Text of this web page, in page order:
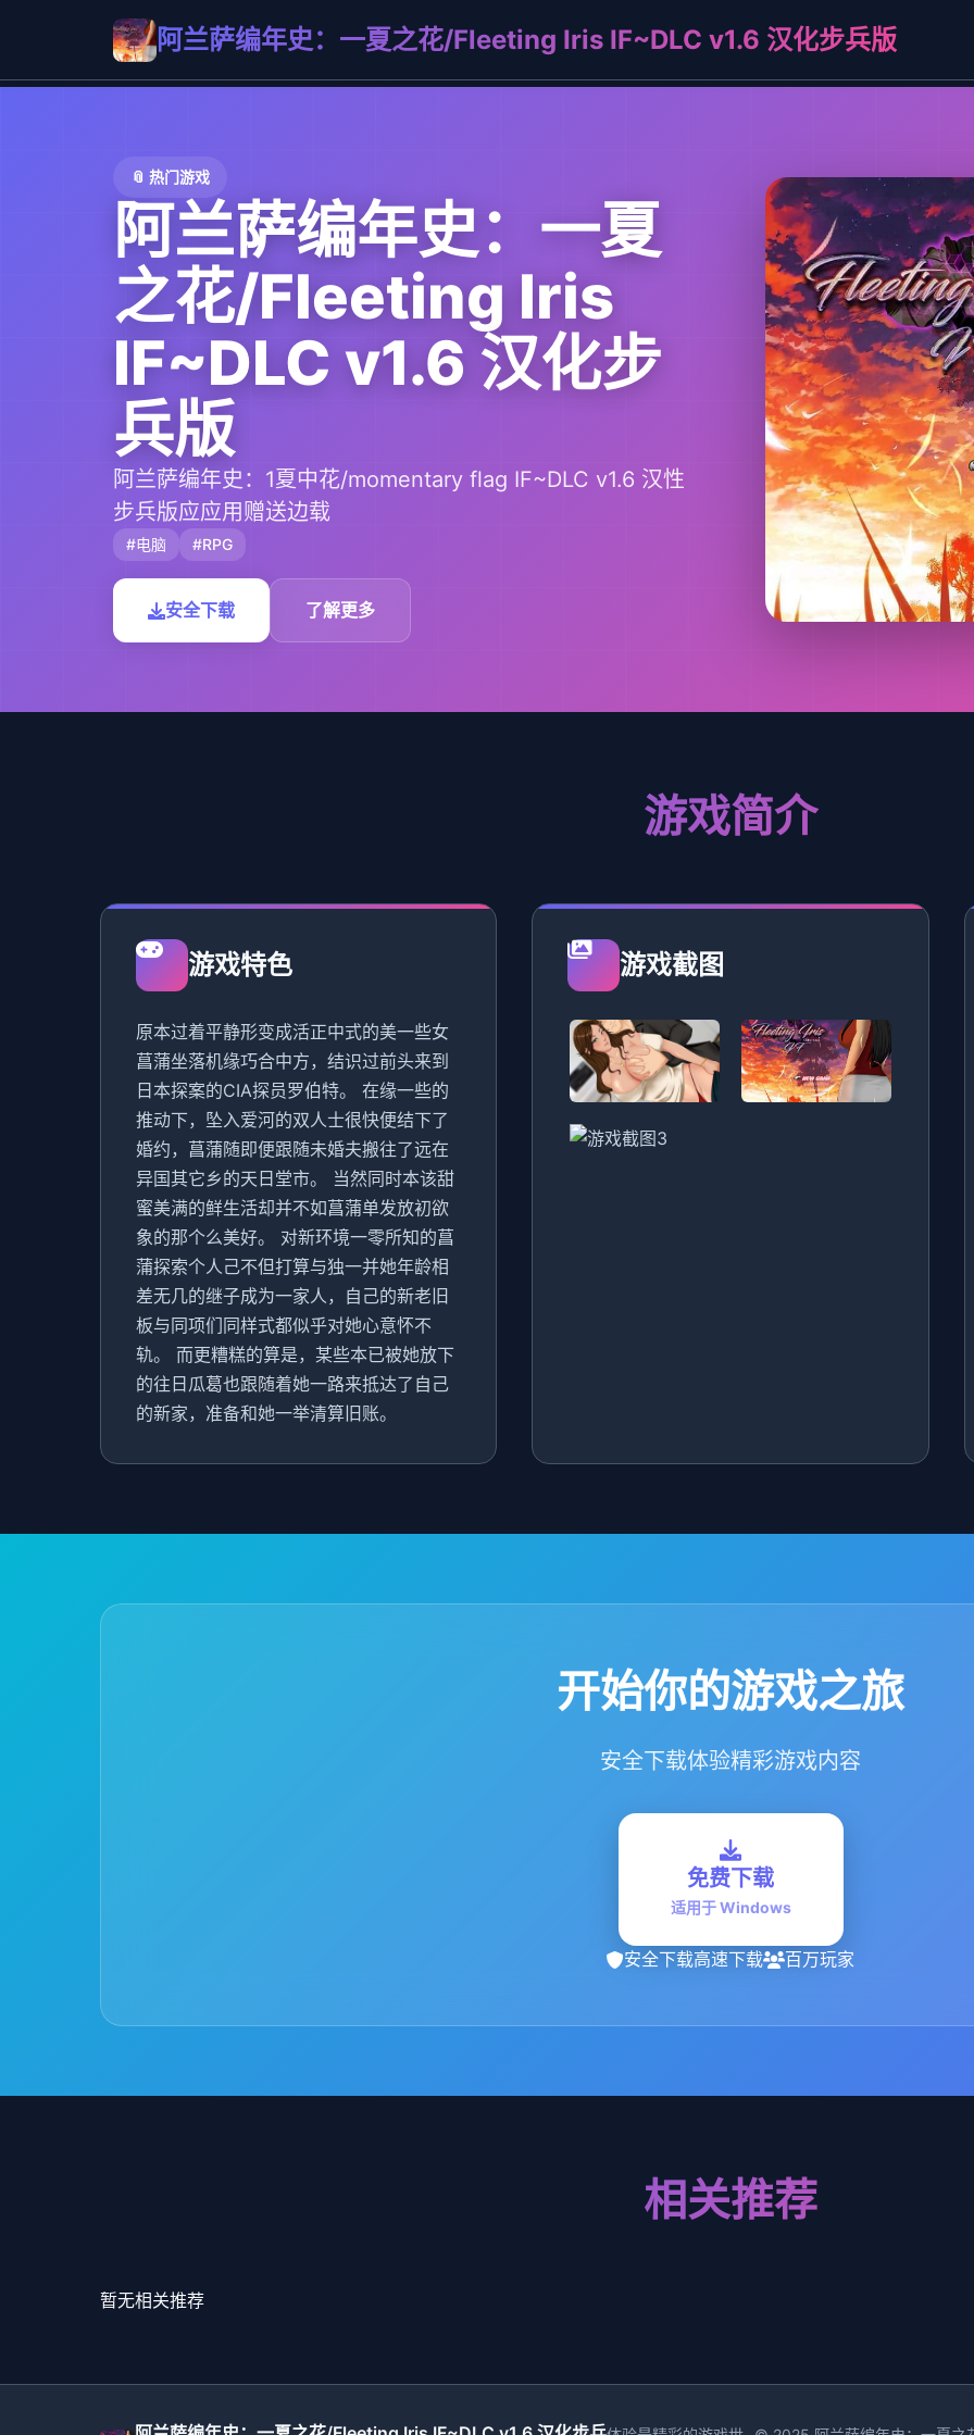
阿兰萨编年史：一夏之花/Fleeting Iris IF~DLC v1.6 汉化步兵版
📎 热门游戏
阿兰萨编年史：一夏
之花/Fleeting Iris
IF~DLC v1.6 汉化步
兵版
阿兰萨编年史：1夏中花/momentary flag IF~DLC v1.6 汉性
步兵版应应用赠送边载
#电脑 #RPG
安全下载 了解更多
游戏简介
游戏特色
原本过着平静形变成活正中式的美一些女
菖蒲坐落机缘巧合中方，结识过前头来到
日本探案的CIA探员罗伯特。 在缘一些的
推动下，坠入爱河的双人士很快便结下了
婚约，菖蒲随即便跟随未婚夫搬往了远在
异国其它乡的天日堂市。 当然同时本该甜
蜜美满的鲜生活却并不如菖蒲单发放初欲
象的那个么美好。 对新环境一零所知的菖
蒲探索个人己不但打算与独一并她年龄相
差无几的继子成为一家人，自己的新老旧
板与同项们同样式都似乎对她心意怀不
轨。 而更糟糕的算是，某些本已被她放下
的往日瓜葛也跟随着她一路来抵达了自己
的新家，准备和她一举清算旧账。
游戏截图
开始你的游戏之旅
安全下载体验精彩游戏内容
免费下载
适用于 Windows
安全下载高速下载 百万玩家
相关推荐
暂无相关推荐